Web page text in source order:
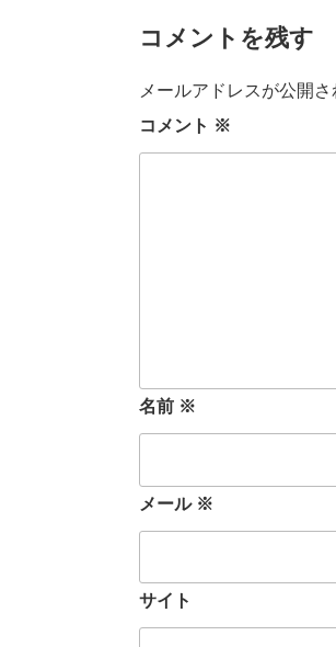
コメントを残す
メールアドレスが公開
コメント ※
名前 ※
メール ※
サイト